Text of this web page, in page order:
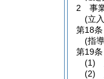
2
事
(立
第18条
(指
第19条
(1)
(2)